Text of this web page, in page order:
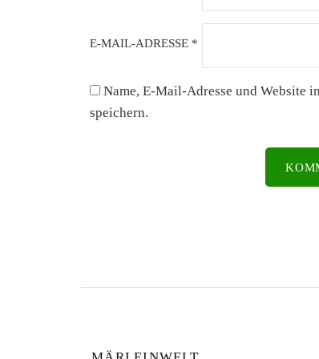
E-MAIL-ADRESSE *
Name, E-Mail-Adresse und Website
speichern.